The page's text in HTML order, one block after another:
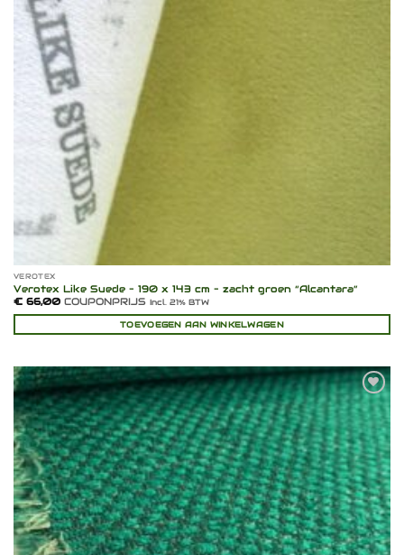
VEROTEX
Verotex Like Suede – 190 x 143 cm – zacht groen “Alcantara”
€66,00COUPONPRIJS Incl. 21% BTW
TOEVOEGEN AAN WINKELWAGEN
Toevoegen
aan
verlanglijst